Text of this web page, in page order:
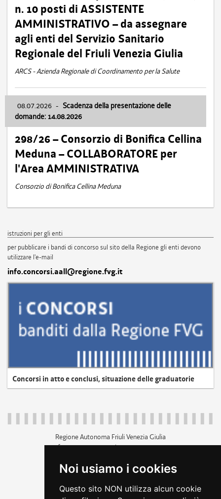
Noi usiamo i cookies
Questo sito NON utilizza alcun cookie
n. 10 posti di ASSISTENTE
AMMINISTRATIVO – da assegnare
agli enti del Servizio Sanitario
Regionale del Friuli Venezia Giulia
ARCS - Azienda Regionale di Coordinamento per la Salute
08.07.2026 - Scadenza della presentazione delle
domande: 14.08.2026
298/26 – Consorzio di Bonifica Cellina
Meduna – COLLABORATORE per
l'Area AMMINISTRATIVA
Consorzio di Bonifica Cellina Meduna
istruzioni per gli enti
per pubblicare i bandi di concorso sul sito della Regione gli enti devono
utilizzare l'e-mail
info.concorsi.aall@regione.fvg.it
Concorsi in atto e conclusi, situazione delle graduatorie
Regione Autonoma Friuli Venezia Giulia
c.f. 80014930327; p.iva 00526040324
+39 040 3771111